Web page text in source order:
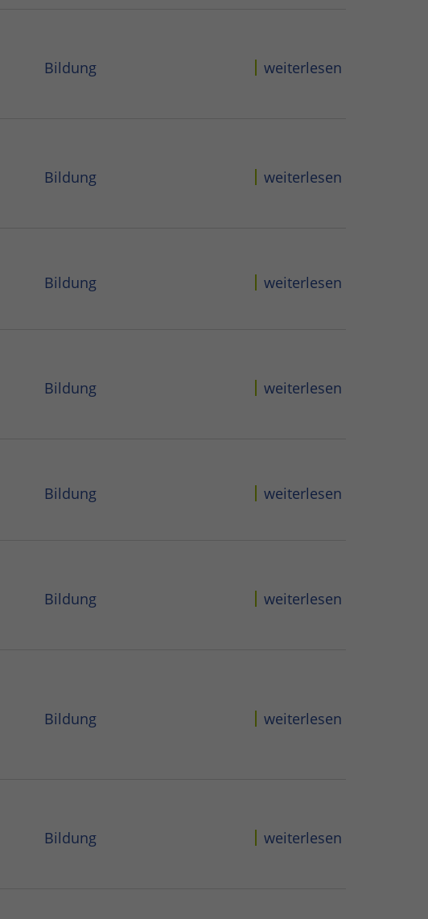
Bildung weiterlesen
Bildung weiterlesen
Bildung weiterlesen
Bildung weiterlesen
Bildung weiterlesen
Bildung weiterlesen
Bildung weiterlesen
Bildung weiterlesen